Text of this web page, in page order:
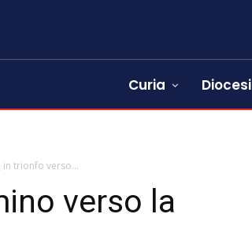
Curia Diocesi
in trionfo verso...
verso la